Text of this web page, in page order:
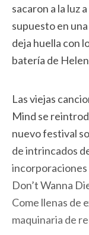
sacaron a la luz
supuesto en
deja huella con
batería de
Las viejas
Mind se
nuevo festival
de intrincados
incorporaciones
Don’t Wanna
Come llenas de
maquinaria de